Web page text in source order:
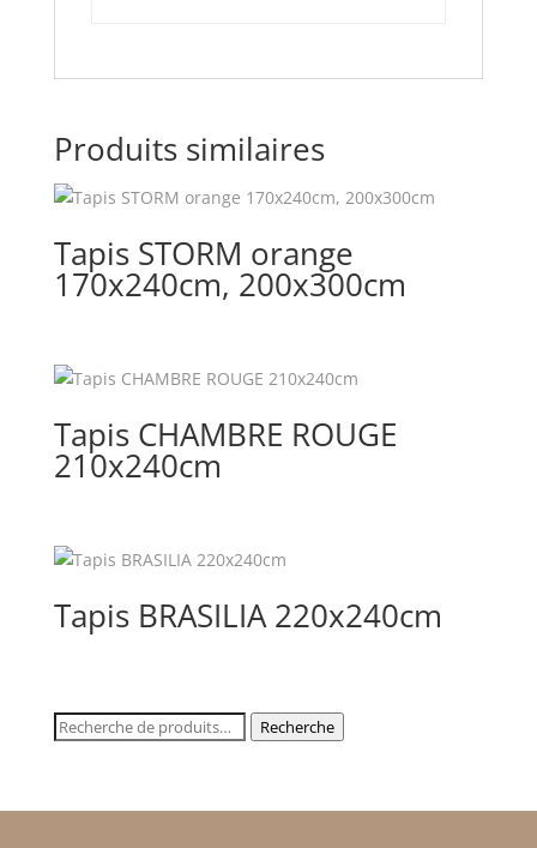
Produits similaires
Tapis STORM orange
170x240cm, 200x300cm
Tapis CHAMBRE ROUGE
210x240cm
Tapis BRASILIA 220x240cm
Recherche
Recherche